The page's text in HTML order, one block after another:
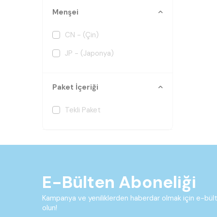
Menşei
CN - (Çin)
JP - (Japonya)
Paket İçeriği
Tekli Paket
E-Bülten Aboneliği
Kampanya ve yeniliklerden haberdar olmak için e-
olun!